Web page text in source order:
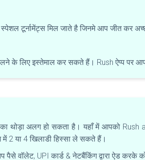
टूर्नामेंट्स मिल जाते है जिनमे आप जीत कर
के लिए इस्तेमाल कर सकते हैं। Rush ऐप्प पर
अलग हो सकता है। यहाँ में आपको Rush
2 या 4 खिलाडी हिस्सा ले सकते हैं।
वॉलेट, UPI कार्ड & नेटबैंकिंग द्वारा ऐड